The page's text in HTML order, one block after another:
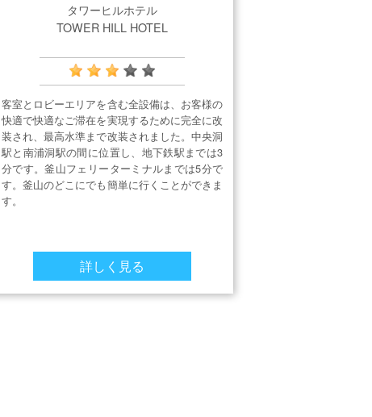
タワーヒルホテル
TOWER HILL HOTEL
客室とロビーエリアを含む全設備は、お客様の
快適で快適なご滞在を実現するために完全に改
装され、最高水準まで改装されました。中央洞
駅と南浦洞駅の間に位置し、地下鉄駅までは3
分です。釜山フェリーターミナルまでは5分で
す。釜山のどこにでも簡単に行くことができま
す。
詳しく見る